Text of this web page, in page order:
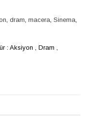
dram macera Sinema
: Aksiyon , Dram ,